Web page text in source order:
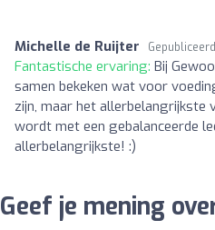
Michelle de Ruijter
Fantastische ervaring: Bij
samen bekeken wat voor
zijn, maar het
wordt met een gebalanceerde
allerbelangrijkste! :)
Geef je mening